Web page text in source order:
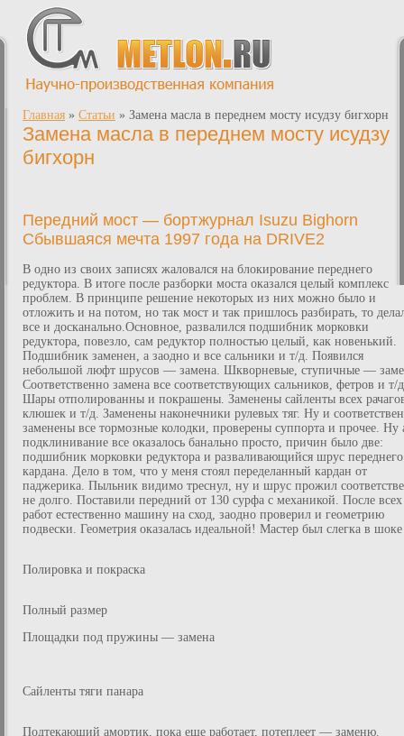
Главная » Статьи » Замена масла в переднем мосту исудзу бигхорн
Замена масла в переднем мосту исудзу
бигхорн
Передний мост — бортжурнал Isuzu Bighorn
Сбывшаяся мечта 1997 года на DRIVE2
В одно из своих записях жаловался на блокирование переднего
редуктора. В итоге после разборки моста оказался целый комплекс
проблем. В принципе решение некоторых из них можно было и
отложить и на потом, но так мост и так пришлось разбирать, то
все и досканально.Основное, развалился подшибник морковки
редуктора, повезло, сам редуктор полностью целый, как новенький.
Подшибник заменен, а заодно и все сальники и т/д. Появился
небольшой люфт шрусов — замена. Шкворневые, ступичные —
Соответственно замена все соответствующих сальников, фетров и т/
Шары отполированны и покрашены. Заменены сайленты всех
клюшек и т/д. Заменены наконечники рулевых тяг. Ну и
заменены все тормозные колодки, проверены суппорта и прочее. Ну
подклинивание все оказалось банально просто, причин было две:
подшибник морковки редуктора и разваливающийся шрус переднего
кардана. Дело в том, что у меня стоял переделанный кардан от
паджерика. Пыльник видимо треснул, ну и шрус прожил
не долго. Поставили передний от 130 сурфа с механикой. После всех
работ естественно машину на сход, заодно проверил и геометрию
подвески. Геометрия оказалась идеальной! Мастер был слегка в
Полировка и покраска
Полный размер
Площадки под пружины — замена
Сайленты тяги панара
Подтекающий амортик, пока еще работает, потеплеет — заменю.